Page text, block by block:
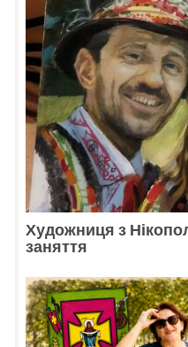
Художниця з
заняття